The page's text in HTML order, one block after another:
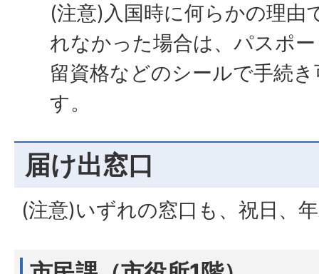
(注意)入国時に何らかの理由
れなかった場合は、パスポ
留資格などのシールで手続
す。
届け出窓口
(注意)いずれの窓口も、祝日、